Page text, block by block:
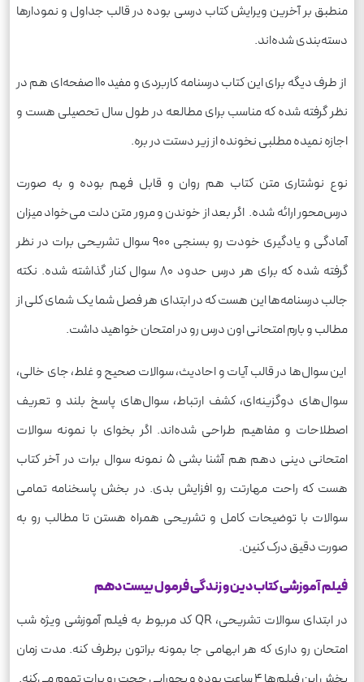
منطبق بر آخرین ویرایش کتاب درسی بوده در قالب جداول و نمودارها
دسته‌بندی شده‌اند.
از طرف دیگه برای این کتاب درسنامه کاربردی و مفید 110 صفحه‌ای هم در
نظر گرفته شده که مناسب برای مطالعه در طول سال تحصیلی هست و
اجازه نمیده مطلبی نخونده از زیر دستت در بره.
نوع نوشتاری متن کتاب هم روان و قابل فهم بوده و به صورت
درس‌محور ارائه شده. اگر بعد از خوندن و مرور متن دلت می‌خواد میزان
آمادگی و یادگیری خودت رو بسنجی 900 سوال تشریحی برات در نظر
گرفته شده که برای هر درس حدود 80 سوال کنار گذاشته شده. نکته
جالب درسنامه‌ها این هست که در ابتدای هر فصل شما یک شمای کلی از
مطالب و بارم امتحانی اون درس رو در امتحان خواهید داشت.
این سوال‌ها در قالب آیات و احادیث، سوالات صحیح و غلط، جای خالی،
سوال‌های دوگزینه‌ای، کشف ارتباط، سوال‌های پاسخ بلند و تعریف
اصطلاحات و مفاهیم طراحی شده‌اند. اگر بخوای با نمونه سوالات
امتحانی دینی دهم هم آشنا بشی 5 نمونه سوال برات در آخر کتاب
هست که راحت مهارتت رو افزایش بدی. در بخش پاسخنامه تمامی
سوالات با توضیحات کامل و تشریحی همراه هستن تا مطالب رو به
صورت دقیق درک کنین.
فیلم آموزشی کتاب دین و زندگی فرمول بیست دهم
در ابتدای سوالات تشریحی، QR کد مربوط به فیلم آموزشی ویژه شب
امتحان رو داری که هر ابهامی جا بمونه براتون برطرف کنه. مدت زمان